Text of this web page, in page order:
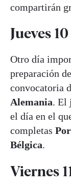
compartirán
Jueves
Otro día
preparación
convocatoria
Alemania. El
el día en el
completas
Bélgica.
Viernes